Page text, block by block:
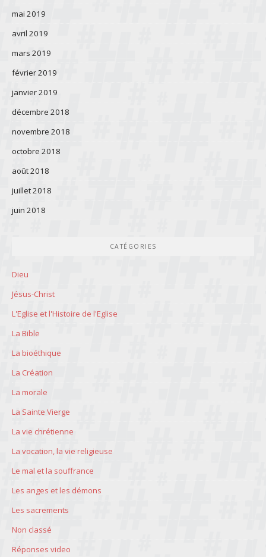
mai 2019
avril 2019
mars 2019
février 2019
janvier 2019
décembre 2018
novembre 2018
octobre 2018
août 2018
juillet 2018
juin 2018
CATÉGORIES
Dieu
Jésus-Christ
L'Eglise et l'Histoire de l'Eglise
La Bible
La bioéthique
La Création
La morale
La Sainte Vierge
La vie chrétienne
La vocation, la vie religieuse
Le mal et la souffrance
Les anges et les démons
Les sacrements
Non classé
Réponses video